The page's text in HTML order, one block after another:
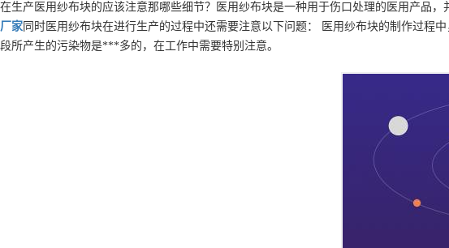
在生产医用纱布块的应该注意那哪些细节？医用纱布块是一种用于伤口处理的医用产品，
厂家 同时医用纱布块在进行生产的过程中还需要注意以下问题： 医用纱布块的制作过程
段所产生的污染物是***多的，在工作中需要特别注意。